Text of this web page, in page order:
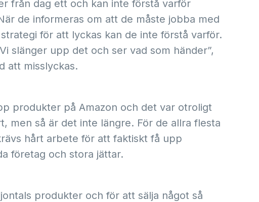
från dag ett och kan inte förstå varför
de informeras om att de måste jobba med
för att lyckas kan de inte förstå varför.
slänger upp det och ser vad som händer”,
att misslyckas.
produkter på Amazon och det var otroligt
men så är det inte längre. För de allra flesta
hårt arbete för att faktiskt få upp
företag och stora jättar.
produkter och för att sälja något så